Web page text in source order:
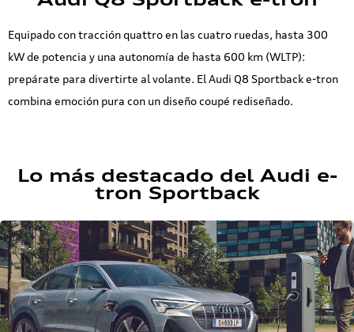
Equipado con tracción quattro en las cuatro ruedas, hasta 300
kW de potencia y una autonomía de hasta 600 km (WLTP):
prepárate para divertirte al volante. El Audi Q8 Sportback e-tron
combina emoción pura con un diseño coupé rediseñado.
Lo más destacado del Audi e-
tron Sportback